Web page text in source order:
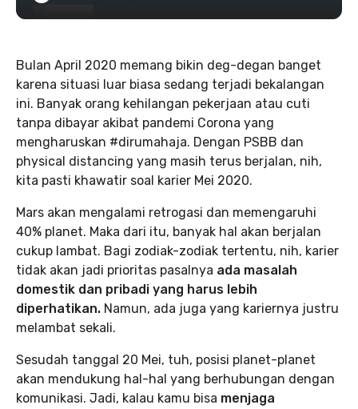
Bulan April 2020 memang bikin deg-degan banget
karena situasi luar biasa sedang terjadi bekalangan
ini. Banyak orang kehilangan pekerjaan atau cuti
tanpa dibayar akibat pandemi Corona yang
mengharuskan #dirumahaja. Dengan PSBB dan
physical distancing yang masih terus berjalan, nih,
kita pasti khawatir soal karier Mei 2020.
Mars akan mengalami retrogasi dan memengaruhi
40% planet. Maka dari itu, banyak hal akan berjalan
cukup lambat. Bagi zodiak-zodiak tertentu, nih, karier
tidak akan jadi prioritas pasalnya ada masalah
domestik dan pribadi yang harus lebih
diperhatikan. Namun, ada juga yang kariernya justru
melambat sekali.
Sesudah tanggal 20 Mei, tuh, posisi planet-planet
akan mendukung hal-hal yang berhubungan dengan
komunikasi. Jadi, kalau kamu bisa menjaga